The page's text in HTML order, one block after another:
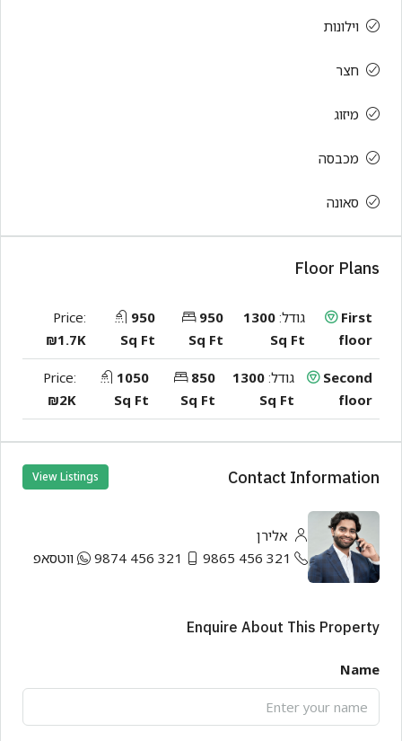
וילונות
חצר
מיזוג
מכבסה
סאונה
Floor Plans
First
floor
גודל:1300
Sq Ft
950
Sq Ft
950
Sq Ft
Price:
₪1.7K
Second
floor
גודל:1300
Sq Ft
850
Sq Ft
1050
Sq Ft
Price:
₪2K
Contact Information
View Listings
אלירן
321 456 9865
321 456 9874 ווטסאפ
Enquire About This Property
Name